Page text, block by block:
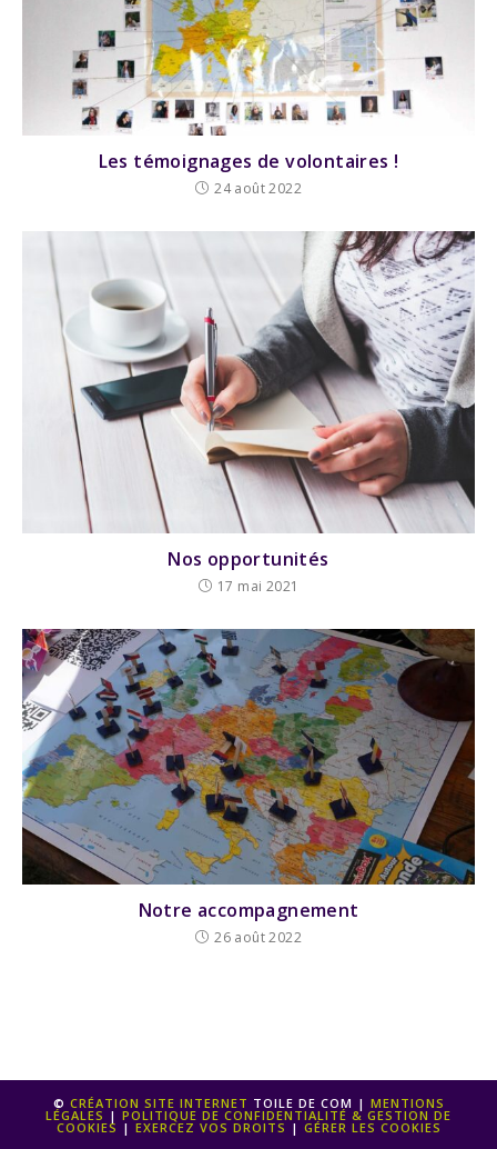
Les témoignages de volontaires !
24 août 2022
Nos opportunités
17 mai 2021
Notre accompagnement
26 août 2022
© CRÉATION SITE INTERNET TOILE DE COM | MENTIONS
LÉGALES | POLITIQUE DE CONFIDENTIALITÉ & GESTION DE
COOKIES | EXERCEZ VOS DROITS | GÉRER LES COOKIES